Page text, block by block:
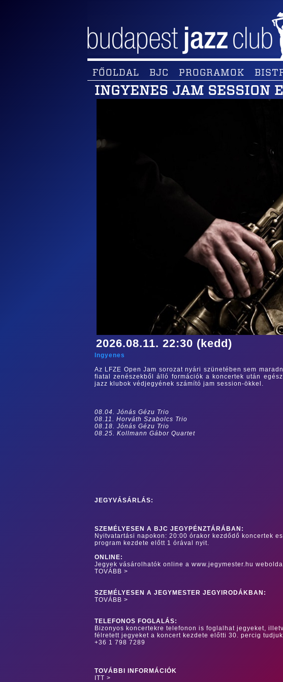
FŐOLDAL BJC PROGRAMOK
INGYENES JAM SESSION
2026.08.11. 22:30 (kedd)
Ingyenes
Az LFZE Open Jam sorozat nyári szünetében sem
fiatal zenészekből álló formációk a koncertek után
jazz klubok védjegyének számító jam session-ökkel.
08.04. Jónás Gézu Trio
08.11. Horváth Szabolcs Trio
08.18. Jónás Gézu Trio
08.25. Kollmann Gábor Quartet
JEGYVÁSÁRLÁS:
SZEMÉLYESEN A BJC JEGYPÉNZTÁRÁBAN:
Nyitvatartási napokon: 20:00 órakor kezdődő koncertek
program kezdete előtt 1 órával nyit.
ONLINE:
Jegyek vásárolhatók online a www.jegymester.hu
TOVÁBB >
SZEMÉLYESEN A JEGYMESTER JEGYIRODÁKBAN:
TOVÁBB >
TELEFONOS FOGLALÁS:
Bizonyos koncertekre telefonon is foglalhat jegyeket,
félretett jegyeket a koncert kezdete előtti 30. percig
+36 1 798 7289
TOVÁBBI INFORMÁCIÓK
ITT >